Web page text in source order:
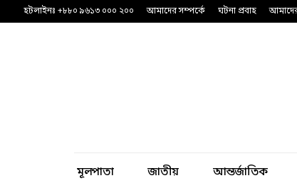
হটলাইনঃ +৮৮০ ৯৬১৩ ০০০ ২০০ আমাদের সম্পর্কে ঘটনা প্রবাহ
মূলপাতা জাতীয় আন্তর্জাতিক